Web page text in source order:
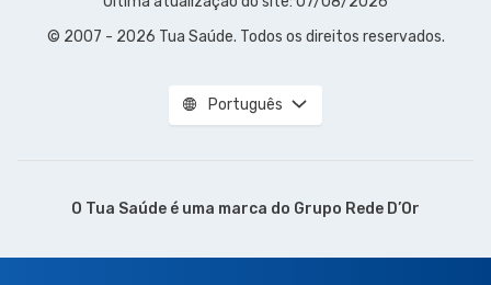
© 2007 - 2026 Tua Saúde. Todos os direitos reservados.
Português
O Tua Saúde é uma marca do Grupo Rede D’Or